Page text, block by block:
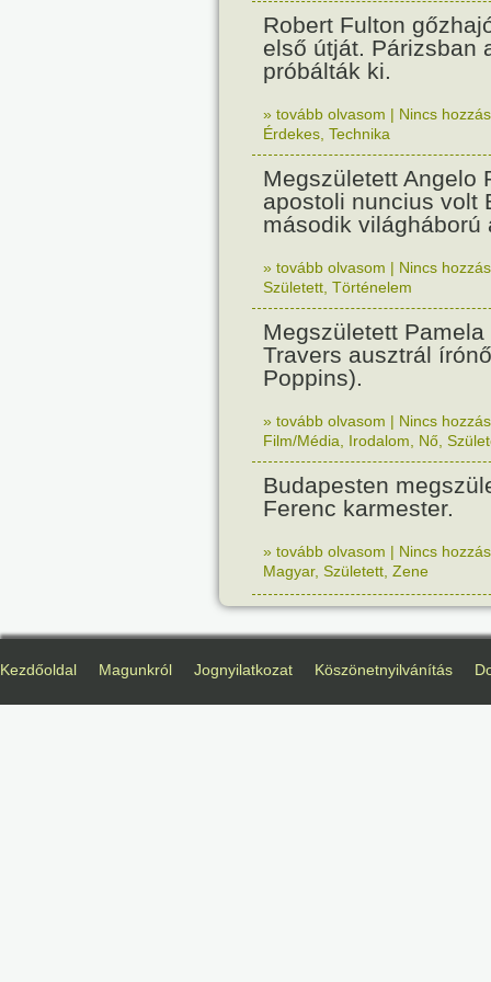
Robert Fulton
első útját. Párizsban
próbálták ki.
» tovább olvasom | Nincs
Érdekes Technika
Megszületett Angelo
apostoli nuncius volt
második világháború
» tovább olvasom | Nincs
Született Történelem
Megszületett Pamela
Travers ausztrál
Poppins).
» tovább olvasom | Nincs
Film/Média
Irodalom Nő
Budapesten
Ferenc karmester.
» tovább olvasom | Nincs
Magyar, Született Zene
Kezdőoldal Magunkról Jognyilatkozat Köszönetnyilvánítás